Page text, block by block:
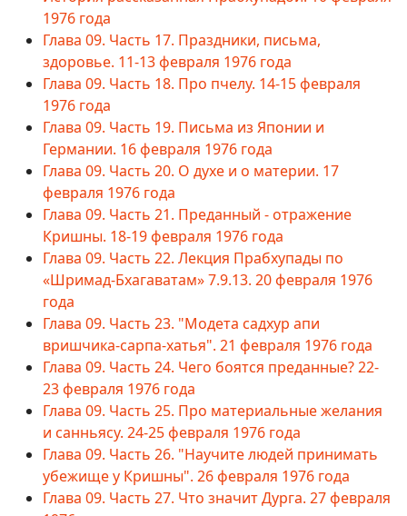
1976 года
Глава 09. Часть 17. Праздники, письма,
здоровье. 11-13 февраля 1976 года
Глава 09. Часть 18. Про пчелу. 14-15 февраля
1976 года
Глава 09. Часть 19. Письма из Японии и
Германии. 16 февраля 1976 года
Глава 09. Часть 20. О духе и о материи. 17
февраля 1976 года
Глава 09. Часть 21. Преданный - отражение
Кришны. 18-19 февраля 1976 года
Глава 09. Часть 22. Лекция Прабхупады по
«Шримад-Бхагаватам» 7.9.13. 20 февраля 1976
года
Глава 09. Часть 23. "Модета садхур апи
вришчика-сарпа-хатья". 21 февраля 1976 года
Глава 09. Часть 24. Чего боятся преданные? 22-
23 февраля 1976 года
Глава 09. Часть 25. Про материальные желания
и санньясу. 24-25 февраля 1976 года
Глава 09. Часть 26. "Научите людей принимать
убежище у Кришны". 26 февраля 1976 года
Глава 09. Часть 27. Что значит Дурга. 27 февраля